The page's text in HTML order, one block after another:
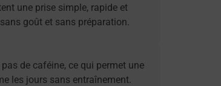
une prise simple, rapide et
goût et sans préparation.
de caféine, ce qui permet une
les jours sans entraînement.